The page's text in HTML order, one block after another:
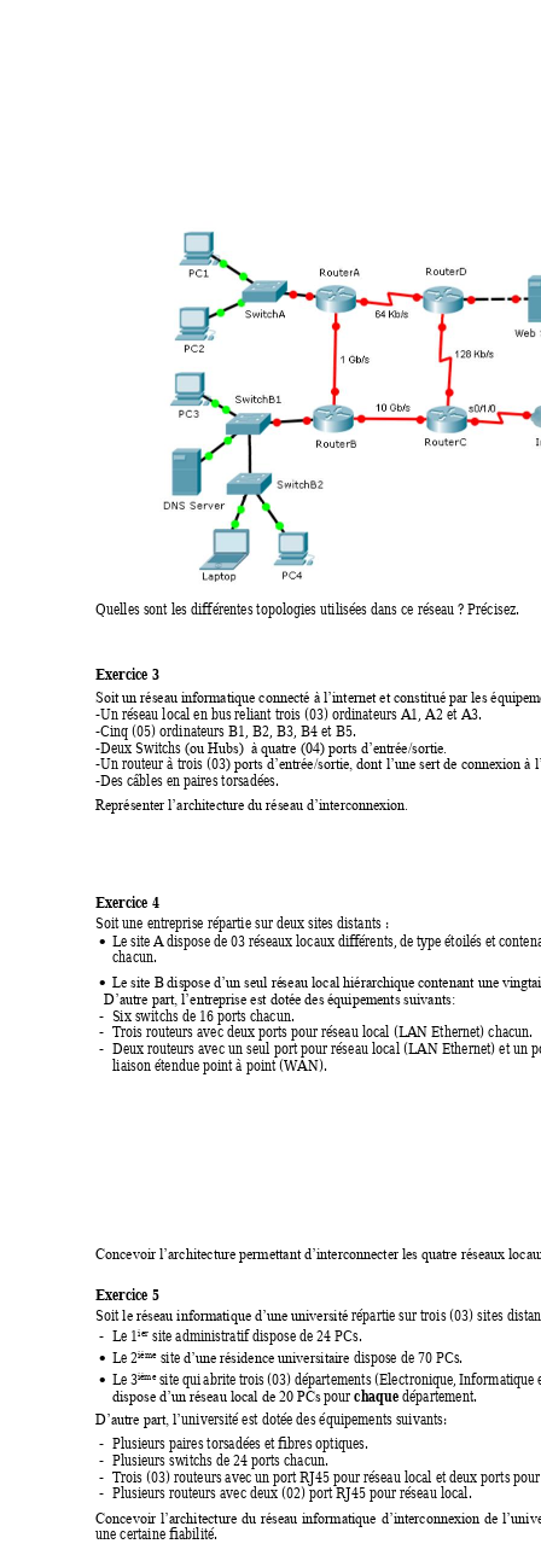
Quelles sont les différentes topologies utilisées dans ce réseau ? Précisez.
Exercice 3
Soit un réseau informatique connecté à l’internet et constitué par les
-Un réseau local en bus reliant trois (03) ordinateurs A1, A2 et A3.
-Cinq (05) ordinateurs B1, B2, B3, B4 et B5.
-Deux Switchs (ou Hubs)  à quatre (04) ports d’entrée/sortie.
-Un routeur à trois (03) ports d’entrée/sortie, dont l’une sert de connexion à
-Des câbles en paires torsadées.
Représenter l’architecture du réseau d’interconnexion.
Exercice 4
Soit une entreprise répartie sur deux sites distants :
 Le site A dispose de 03 réseaux locaux différents, de type étoilés et
chacun.
 Le site B dispose d’un seul réseau local hiérarchique contenant une
D’autre part, l’entreprise est dotée des équipements suivants:
- Six switchs de 16 ports chacun.
- Trois routeurs avec deux ports pour réseau local (LAN Ethernet) chacun.
- Deux routeurs avec un seul port pour réseau local (LAN Ethernet) et un
liaison étendue point à point (WAN).
Concevoir l’architecture permettant d’interconnecter les quatre réseaux
Exercice 5
Soit le réseau informatique d’une université répartie sur trois (03) sites
- Le 1ier site administratif dispose de 24 PCs.
 Le 2ième site d’une résidence universitaire dispose de 70 PCs.
 Le 3ième site qui abrite trois (03) départements (Electronique, Informatique
dispose d’un réseau local de 20 PCs pour chaque département.
D’autre part, l’université est dotée des équipements suivants:
- Plusieurs paires torsadées et fibres optiques.
- Plusieurs switchs de 24 ports chacun.
- Trois (03) routeurs avec un port RJ45 pour réseau local et deux ports
- Plusieurs routeurs avec deux (02) port RJ45 pour réseau local.
Concevoir l’architecture du réseau informatique d’interconnexion de l’uni
une certaine fiabilité.